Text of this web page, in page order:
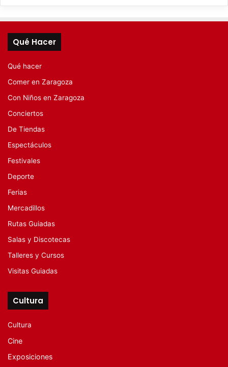
Qué Hacer
Qué hacer
Comer en Zaragoza
Con Niños en Zaragoza
Conciertos
De Tiendas
Espectáculos
Festivales
Deporte
Ferias
Mercadillos
Rutas Guiadas
Salas y Discotecas
Talleres y Cursos
Visitas Guiadas
Cultura
Cultura
Cine
Exposiciones